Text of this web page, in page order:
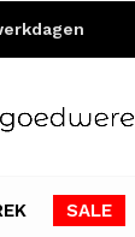
SALE